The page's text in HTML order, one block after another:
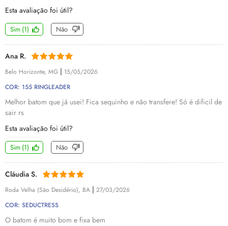
Esta avaliação foi útil?
Sim (1) Não
Ana R.
Belo Horizonte, MG | 15/05/2026
COR: 155 RINGLEADER
Melhor batom que já usei! Fica sequinho e não transfere! Só é dificil de
sair rs
Esta avaliação foi útil?
Sim (1) Não
Cláudia S.
Roda Velha (São Desidério), BA | 27/03/2026
COR: SEDUCTRESS
O batom é muito bom e fixa bem